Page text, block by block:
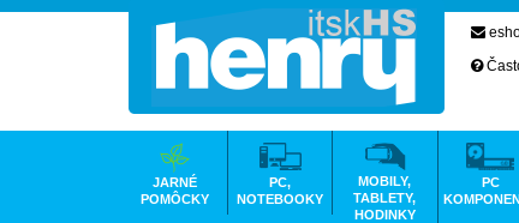
JARNÉ
POMÔCKY
PC,
NOTEBOOKY
MOBILY,
TABLETY,
HODINKY
PC